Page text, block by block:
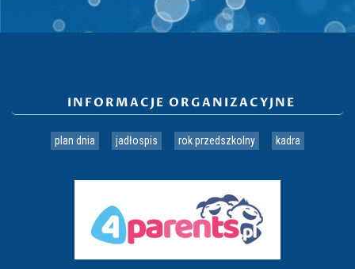
INFORMACJE ORGANIZACYJNE
plan dnia jadłospis rok przedszkolny kadra